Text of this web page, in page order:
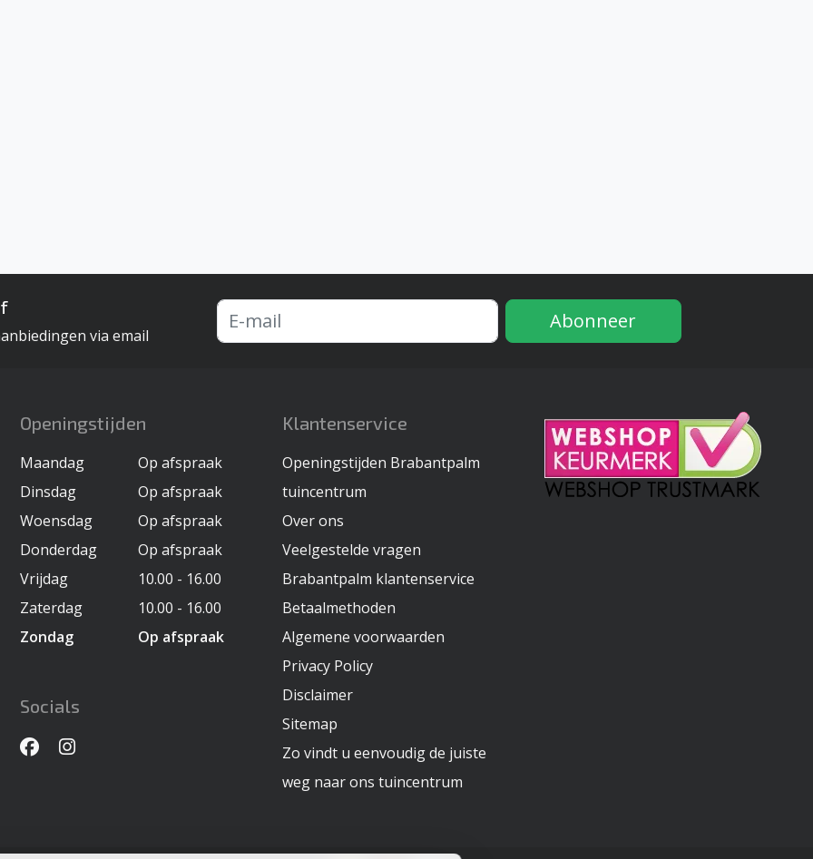
via email
Abonneer
Openingstijden
Maandag
Op afspraak
Dinsdag
Op afspraak
Woensdag
Op afspraak
Donderdag
Op afspraak
Vrijdag
10.00 - 16.00
Zaterdag
10.00 - 16.00
Zondag
Op afspraak
Socials
Klantenservice
Openingstijden Brabantpalm
tuincentrum
Over ons
Veelgestelde vragen
Brabantpalm klantenservice
Betaalmethoden
Algemene voorwaarden
Privacy Policy
Disclaimer
Sitemap
Zo vindt u eenvoudig de juiste
weg naar ons tuincentrum